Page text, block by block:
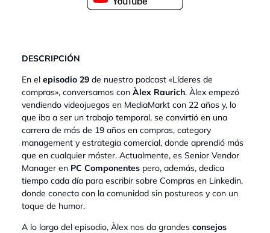
DESCRIPCIÓN
En el episodio 29 de nuestro podcast «Líderes de
compras», conversamos con Àlex Raurich. Àlex empezó
vendiendo videojuegos en MediaMarkt con 22 años y, lo
que iba a ser un trabajo temporal, se convirtió en una
carrera de más de 19 años en compras, category
management y estrategia comercial, donde aprendió más
que en cualquier máster. Actualmente, es Senior Vendor
Manager en PC Componentes pero, además, dedica
tiempo cada día para escribir sobre Compras en Linkedin,
donde conecta con la comunidad sin postureos y con un
toque de humor.
A lo largo del episodio, Àlex nos da grandes consejos